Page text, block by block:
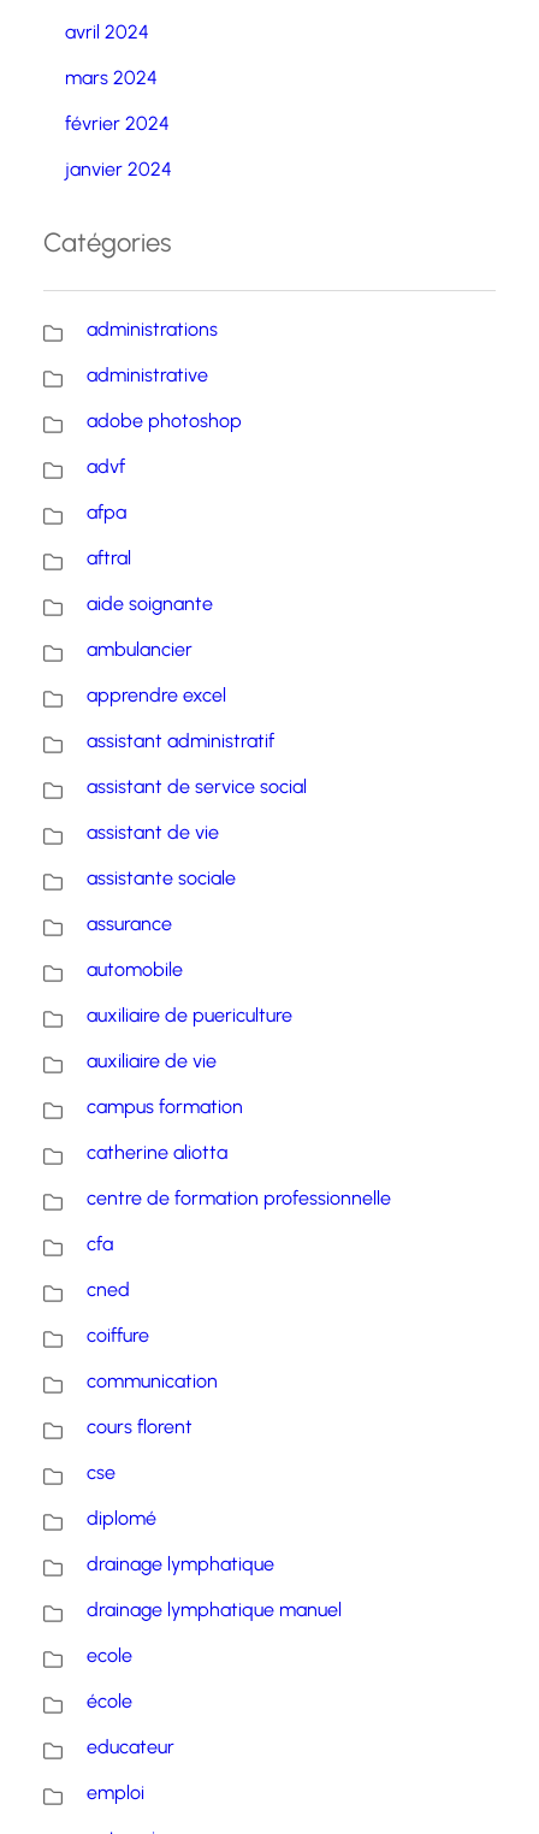
avril 2024
mars 2024
février 2024
janvier 2024
Catégories
administrations
administrative
adobe photoshop
advf
afpa
aftral
aide soignante
ambulancier
apprendre excel
assistant administratif
assistant de service social
assistant de vie
assistante sociale
assurance
automobile
auxiliaire de puericulture
auxiliaire de vie
campus formation
catherine aliotta
centre de formation professionnelle
cfa
cned
coiffure
communication
cours florent
cse
diplomé
drainage lymphatique
drainage lymphatique manuel
ecole
école
educateur
emploi